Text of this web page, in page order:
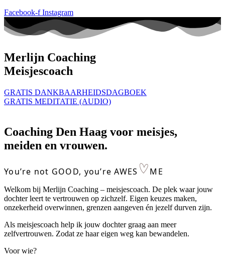
Facebook-f Instagram
Merlijn Coaching
Meisjescoach
GRATIS DANKBAARHEIDSDAGBOEK
GRATIS MEDITATIE (AUDIO)
Coaching Den Haag voor meisjes,
meiden en vrouwen.
You’re not GOOD, you’re AWES ME
Welkom bij Merlijn Coaching – meisjescoach. De plek waar jouw
dochter leert te vertrouwen op zichzelf. Eigen keuzes maken,
onzekerheid overwinnen, grenzen aangeven én jezelf durven zijn.
Als meisjescoach help ik jouw dochter graag aan meer
zelfvertrouwen. Zodat ze haar eigen weg kan bewandelen.
Voor wie?